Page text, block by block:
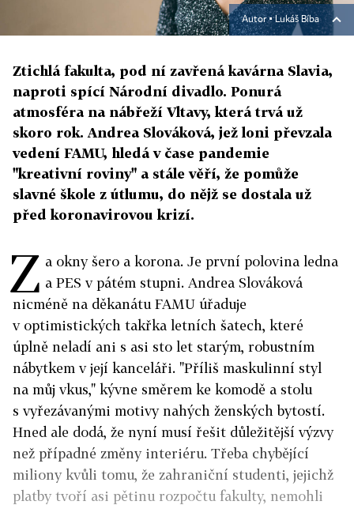
Autor ▪Lukáš Bíba
Ztichlá fakulta, pod ní zavřená kavárna Slavia,
naproti spící Národní divadlo. Ponurá
atmosféra na nábřeží Vltavy, která trvá už
skoro rok. Andrea Slováková, jež loni převzala
vedení FAMU, hledá v čase pandemie
"kreativní roviny" a stále věří, že pomůže
slavné škole z útlumu, do nějž se dostala už
před koronavirovou krizí.
Z a okny šero a korona. Je první polovina ledna
a PES v pátém stupni. Andrea Slováková
nicméně na děkanátu FAMU úřaduje
v optimistických takřka letních šatech, které
úplně neladí ani s asi sto let starým, robustním
nábytkem v její kanceláři. "Příliš maskulinní styl
na můj vkus," kývne směrem ke komodě a stolu
s vyřezávanými motivy nahých ženských bytostí.
Hned ale dodá, že nyní musí řešit důležitější výzvy
než případné změny interiéru. Třeba chybějící
miliony kvůli tomu, že zahraniční studenti, jejichž
platby tvoří asi pětinu rozpočtu fakulty, nemohli